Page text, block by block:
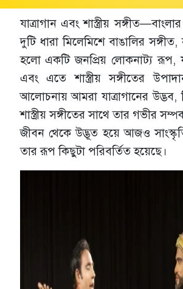
যাত্রাগান এবং শাস্ত্রীয়
দুটি ধারা মিলেমিশে বাঙালির
হলো একটি জনপ্রিয় লোকনাট্য রূপ,
এবং এতে শাস্ত্রীয় সঙ্গীতের
আলোচনায় আমরা যাত্রাগানের উদ্ভব,
শাস্ত্রীয় সঙ্গীতের সাথে তার গভীর
জীবন থেকে উদ্ভূত হয়ে আজও
তার রূপ কিছুটা পরিবর্তিত হয়েছে।